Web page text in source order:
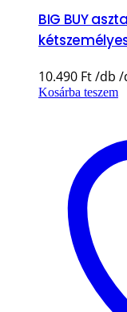
BIG BUY
10.490 Ft
Kosárba teszem